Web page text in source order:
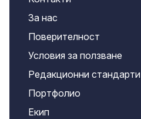
За нас
Поверителност
Условия за ползване
Редакционни стандарти
Портфолио
Екип